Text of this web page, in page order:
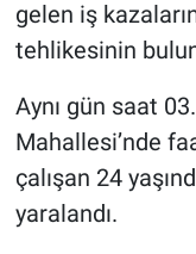
gelen iş
tehlikesinin
Aynı gün saat
Mahallesi’nde
çalışan 24
yaralandı.